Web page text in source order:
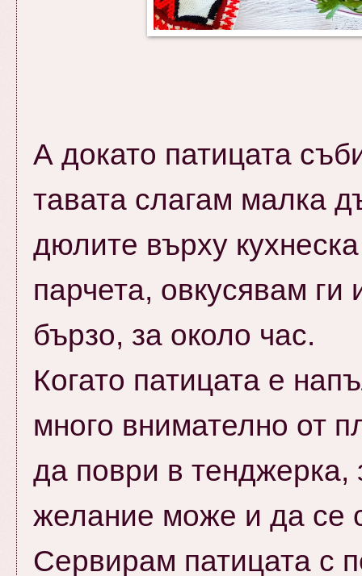
А докато патицата
тавата слагам малка
дюлите върху
парчета, овкусявам ги
бързо, за около час.
Когато патицата е
много внимателно от
да поври в
желание може и да се
Сервирам патицата с